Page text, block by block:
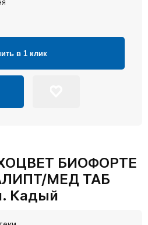
в 1 клик
БИОФОРТЕ
МЕД ТАБ
Кадый